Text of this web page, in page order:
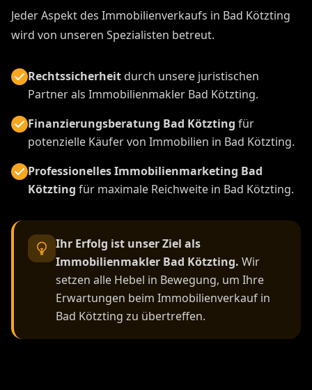
Jeder Aspekt des Immobilienverkaufs in Bad Kötzting
wird von unseren Spezialisten betreut.
Rechtssicherheitdurch unsere juristischen
Partner als Immobilienmakler Bad Kötzting.
Finanzierungsberatung Bad Kötzting für
potenzielle Käufer von Immobilien in Bad Kötzting.
Professionelles Immobilienmarketing Bad
Kötzting für maximale Reichweite in Bad Kötzting.
Ihr Erfolg ist unser Ziel als
Immobilienmakler Bad Kötzting. Wir
setzen alle Hebel in Bewegung, um Ihre
Erwartungen beim Immobilienverkauf in
Bad Kötzting zu übertreffen.